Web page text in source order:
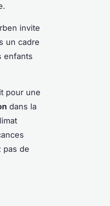
invite
un cadre
enfants
pour une
dans la
pas de